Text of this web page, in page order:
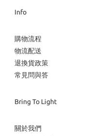
Info
購物流程
物流配送
退換貨政策
常見問與答
Bring To Light
關於我們